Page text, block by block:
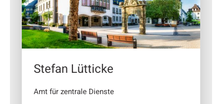
Stefan Lütticke
Amt für zentrale Dienste